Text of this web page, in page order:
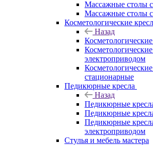
Массажные столы
Массажные столы
Косметологические
Назад
электроприводом
стационарные
Педикюрные кресла
Назад
Педикюрные
Педикюрные
Педикюрные
электроприводом
Стулья и мебель мастера